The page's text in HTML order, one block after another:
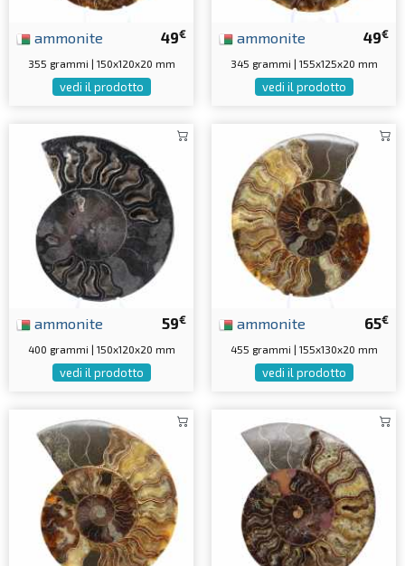
49€
ammonite
355 grammi | 150x120x20 mm
vedi il prodotto
49€
ammonite
345 grammi | 155x125x20 mm
vedi il prodotto
59€
ammonite
400 grammi | 150x120x20 mm
vedi il prodotto
65€
ammonite
455 grammi | 155x130x20 mm
vedi il prodotto